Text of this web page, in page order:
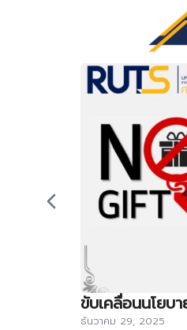
ขับเคลื่อนนโยบ
ธันวาคม 29, 2025